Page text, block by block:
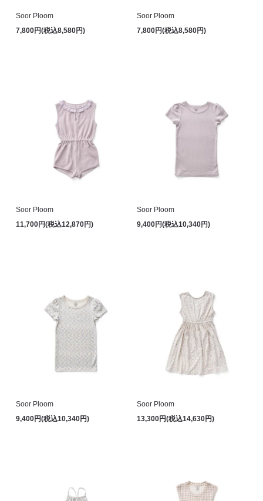
Soor Ploom
7,800円(税込8,580円)
Soor Ploom
7,800円(税込8,580円)
Soor Ploom
11,700円(税込12,870円)
Soor Ploom
9,400円(税込10,340円)
Soor Ploom
9,400円(税込10,340円)
Soor Ploom
13,300円(税込14,630円)